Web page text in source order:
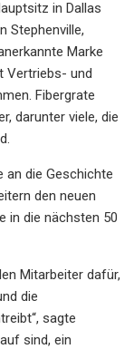
in Dallas
Stephenville,
Marke
Vertriebs- und
Fibergrate
darunter viele, die
an die Geschichte
den neuen
in die nächsten 50
Mitarbeiter dafür,
die
sagte
sind, ein